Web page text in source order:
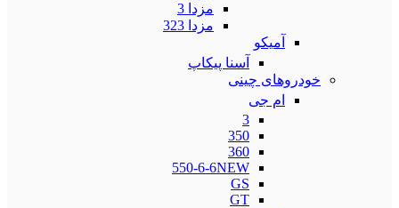
مزدا 3
مزدا 323
آمیکو
آسنا پیکاپ
خودروهای چینی
ام جی
3
350
360
550-6-6NEW
GS
GT